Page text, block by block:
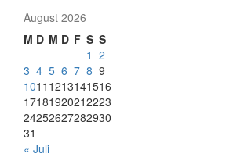
August 2026
M D M D F S S
1 2
3 4 5 6 7 8 9
1011 1213141516
17181920212223
24252627282930
31
« Juli